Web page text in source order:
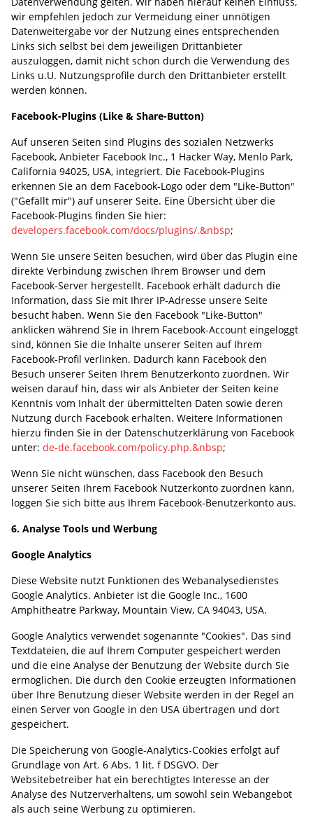
wir empfehlen jedoch zur Vermeidung einer unnötigen
Datenweitergabe vor der Nutzung eines entsprechenden
Links sich selbst bei dem jeweiligen Drittanbieter
auszuloggen, damit nicht schon durch die Verwendung des
Links u.U. Nutzungsprofile durch den Drittanbieter erstellt
werden können.
Facebook-Plugins (Like & Share-Button)
Auf unseren Seiten sind Plugins des sozialen Netzwerks
Facebook, Anbieter Facebook Inc., 1 Hacker Way, Menlo Park,
California 94025, USA, integriert. Die Facebook-Plugins
erkennen Sie an dem Facebook-Logo oder dem "Like-Button"
("Gefällt mir") auf unserer Seite. Eine Übersicht über die
Facebook-Plugins finden Sie hier:
developers.facebook.com/docs/plugins/.&nbsp;
Wenn Sie unsere Seiten besuchen, wird über das Plugin eine
direkte Verbindung zwischen Ihrem Browser und dem
Facebook-Server hergestellt. Facebook erhält dadurch die
Information, dass Sie mit Ihrer IP-Adresse unsere Seite
besucht haben. Wenn Sie den Facebook "Like-Button"
anklicken während Sie in Ihrem Facebook-Account eingeloggt
sind, können Sie die Inhalte unserer Seiten auf Ihrem
Facebook-Profil verlinken. Dadurch kann Facebook den
Besuch unserer Seiten Ihrem Benutzerkonto zuordnen. Wir
weisen darauf hin, dass wir als Anbieter der Seiten keine
Kenntnis vom Inhalt der übermittelten Daten sowie deren
Nutzung durch Facebook erhalten. Weitere Informationen
hierzu finden Sie in der Datenschutzerklärung von Facebook
unter: de-de.facebook.com/policy.php.&nbsp;
Wenn Sie nicht wünschen, dass Facebook den Besuch
unserer Seiten Ihrem Facebook Nutzerkonto zuordnen kann,
loggen Sie sich bitte aus Ihrem Facebook-Benutzerkonto aus.
6. Analyse Tools und Werbung
Google Analytics
Diese Website nutzt Funktionen des Webanalysedienstes
Google Analytics. Anbieter ist die Google Inc., 1600
Amphitheatre Parkway, Mountain View, CA 94043, USA.
Google Analytics verwendet sogenannte "Cookies". Das sind
Textdateien, die auf Ihrem Computer gespeichert werden
und die eine Analyse der Benutzung der Website durch Sie
ermöglichen. Die durch den Cookie erzeugten Informationen
über Ihre Benutzung dieser Website werden in der Regel an
einen Server von Google in den USA übertragen und dort
gespeichert.
Die Speicherung von Google-Analytics-Cookies erfolgt auf
Grundlage von Art. 6 Abs. 1 lit. f DSGVO. Der
Websitebetreiber hat ein berechtigtes Interesse an der
Analyse des Nutzerverhaltens, um sowohl sein Webangebot
als auch seine Werbung zu optimieren.